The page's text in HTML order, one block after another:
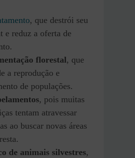
, que destrói seu
e reduz a oferta de
florestal, que
a reprodução e
de populações.
, pois muitas
tentam atravessar
ao buscar novas áreas
de animais silvestres,